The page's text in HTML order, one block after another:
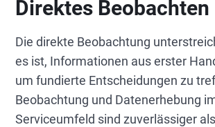
Direktes Beobachten
Die direkte Beobachtung
es ist, Informationen aus erster
um fundierte Entscheidungen zu
Beobachtung und Datenerhebung
Serviceumfeld sind zuverlässiger